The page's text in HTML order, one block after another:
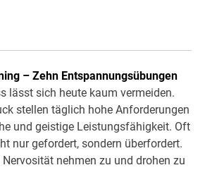
– Zehn Entspannungsübungen
lässt sich heute kaum vermeiden.
stellen täglich hohe Anforderungen
und geistige Leistungsfähigkeit. Oft
nur gefordert, sondern überfordert.
Nervosität nehmen zu und drohen zu